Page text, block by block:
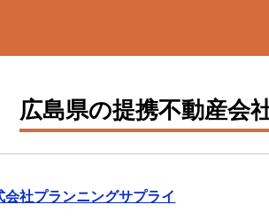
広島県の提携不動産会
会社プランニングサプライ